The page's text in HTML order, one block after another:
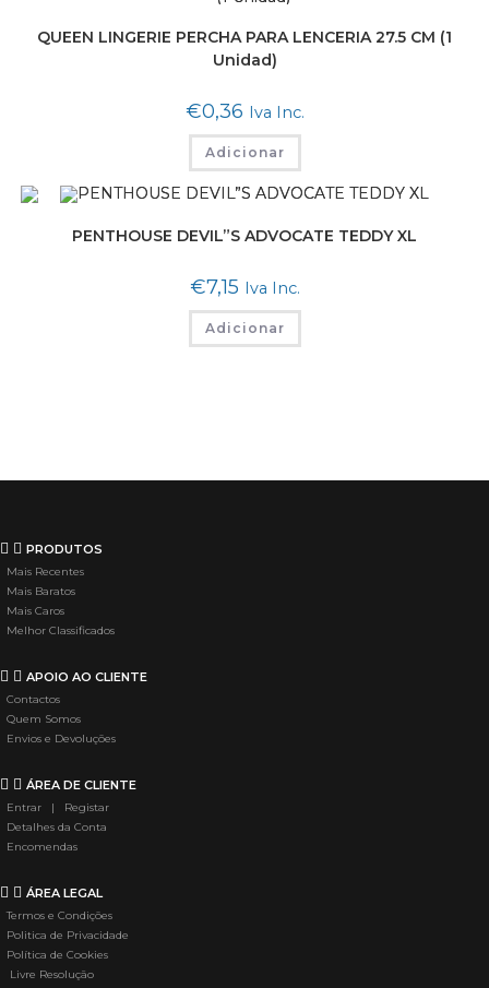
QUEEN LINGERIE PERCHA PARA LENCERIA 27.5 CM (1
Unidad)
€0,36 Iva Inc.
Adicionar
PENTHOUSE DEVIL”S ADVOCATE TEDDY XL
€7,15 Iva Inc.
Adicionar
PRODUTOS
Mais Recentes
Mais Baratos
Mais Caros
Melhor Classificados
APOIO AO CLIENTE
Contactos
Quem Somos
Envios e Devoluções
ÁREA DE CLIENTE
Entrar | Registar
Detalhes da Conta
Encomendas
ÁREA LEGAL
Termos e Condições
Politica de Privacidade
Política de Cookies
Livre Resolução